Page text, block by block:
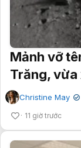
Mảnh vỡ
Trăng,
Christine May ✔
11 giờ trước